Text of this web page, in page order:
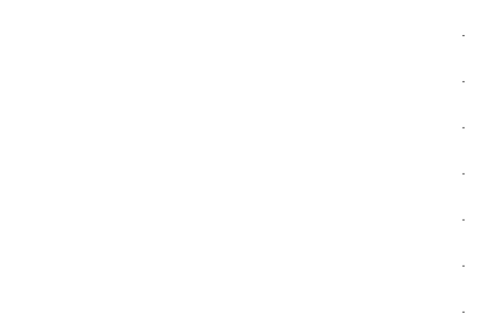
.
.
.
.
.
.
.